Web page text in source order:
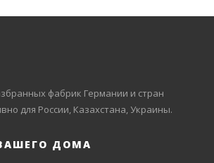
фабрик Германии и стран
для России, Казахстана, Украины.
ДОМА